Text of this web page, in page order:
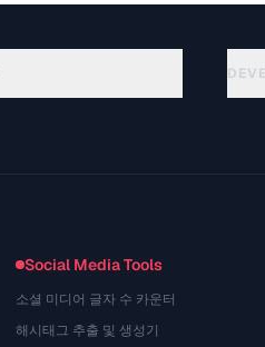
Social Media Tools
소셜 미디어 글자 수 카운터
해시태그 추출 및 생성기